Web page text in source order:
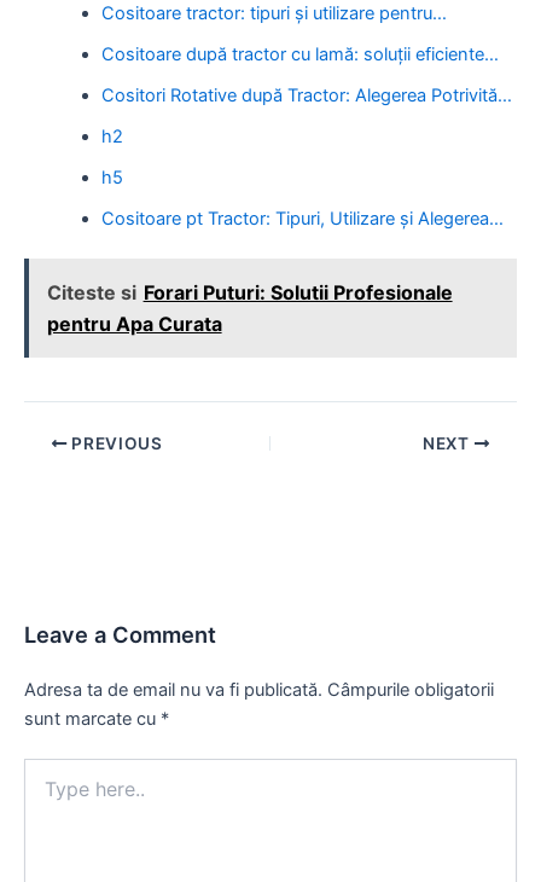
Cositoare tractor: tipuri și utilizare pentru…
Cositoare după tractor cu lamă: soluții eficiente…
Cositori Rotative după Tractor: Alegerea Potrivită…
h2
h5
Cositoare pt Tractor: Tipuri, Utilizare și Alegerea…
Citeste si Forari Puturi: Solutii Profesionale
pentru Apa Curata
Post PREVIOUS NEXT
Leave a Comment
Adresa ta de email nu va fi publicată. Câmpurile obligatorii
sunt marcate cu *
here..